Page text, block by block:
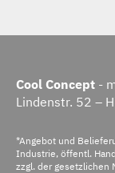
Cool Concept -
Lindenstr. 52 –
*Angebot und
Industrie, öffentl.
zzgl. der gesetzlichen